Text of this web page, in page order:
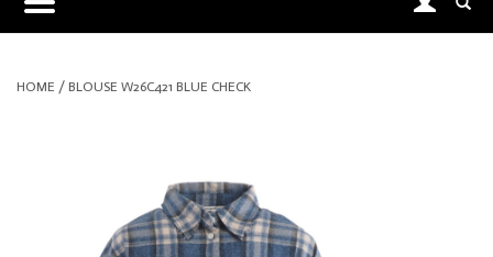
HOME / BLOUSE W26C421 BLUE CHECK